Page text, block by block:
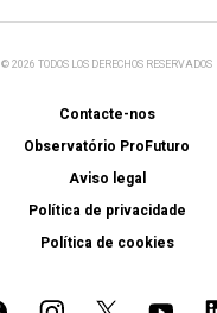
© 2026 TODOS LOS DERECHOS RESERVADOS
Contacte-nos
Observatório ProFuturo
Aviso legal
Política de privacidade
Política de cookies